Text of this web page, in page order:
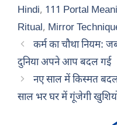
Hindi, 111 Portal
Ritual, Mirror
कर्म का चौथा नियम:
दुनिया अपने आप बदल गई
नए साल में किस्मत
साल भर घर में गूंजेगी